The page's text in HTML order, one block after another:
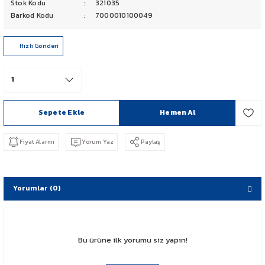
PCX 125-150
CB 125 F
NX 500
Stok Kodu
321035
Barkod Kodu
7000010100049
Hızlı Gönderi
Sepete Ekle Hemen Al
Fiyat Alarmı Yorum Yaz Paylaş
Yorumlar (0)
Bu ürüne ilk yorumu siz yapın!